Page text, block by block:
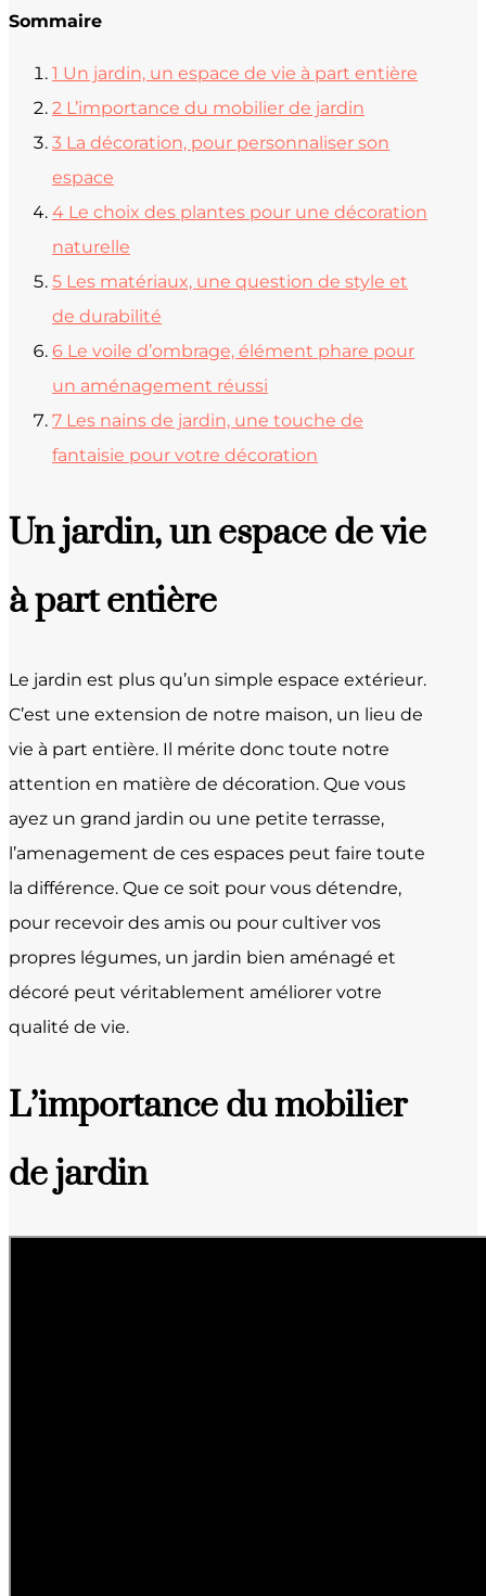
Sommaire
1 Un jardin, un espace de vie à part entière
2 L’importance du mobilier de jardin
3 La décoration, pour personnaliser son
espace
4 Le choix des plantes pour une décoration
naturelle
5 Les matériaux, une question de style et
de durabilité
6 Le voile d’ombrage, élément phare pour
un aménagement réussi
7 Les nains de jardin, une touche de
fantaisie pour votre décoration
Un jardin, un espace de vie
à part entière
Le jardin est plus qu’un simple espace extérieur.
C’est une extension de notre maison, un lieu de
vie à part entière. Il mérite donc toute notre
attention en matière de décoration. Que vous
ayez un grand jardin ou une petite terrasse,
l’amenagement de ces espaces peut faire toute
la différence. Que ce soit pour vous détendre,
pour recevoir des amis ou pour cultiver vos
propres légumes, un jardin bien aménagé et
décoré peut véritablement améliorer votre
qualité de vie.
L’importance du mobilier
de jardin